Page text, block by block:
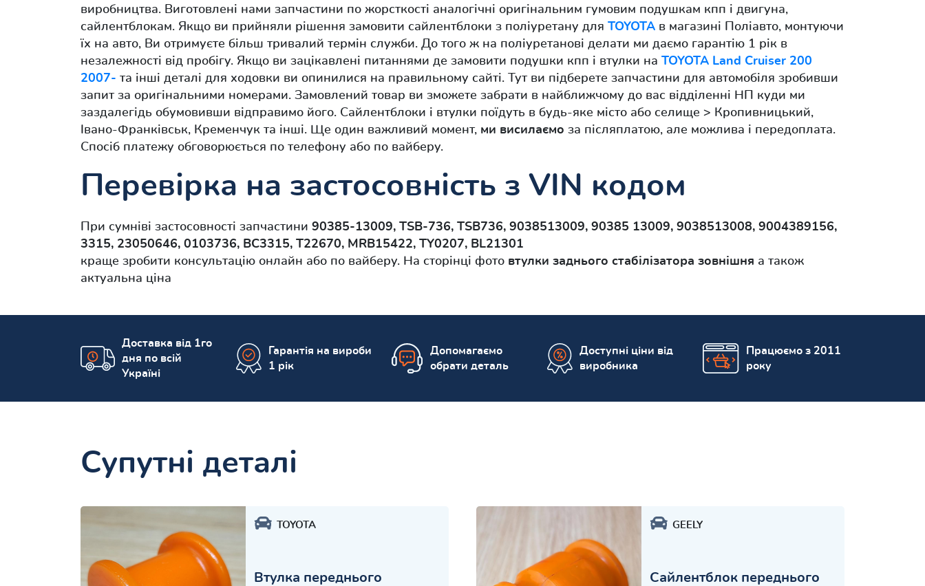
виробництва. Виготовлені нами запчастини по жорсткості аналогічні оригінальним гумовим подушкам кпп і двигуна,
сайлентблокам. Якщо ви прийняли рішення замовити сайлентблоки з поліуретану для TOYOTA в магазині Поліавто, монтуючи
їх на авто, Ви отримуєте більш тривалий термін служби. До того ж на поліуретанові делати ми даємо гарантію 1 рік в
незалежності від пробігу. Якщо ви зацікавлені питаннями де замовити подушки кпп і втулки на TOYOTA Land Cruiser 200
2007- та інші деталі для ходовки ви опинилися на правильному сайті. Тут ви підберете запчастини для автомобіля зробивши
запит за оригінальними номерами. Замовлений товар ви зможете забрати в найближчому до вас відділенні НП куди ми
заздалегідь обумовивши відправимо його. Сайлентблоки і втулки поїдуть в будь-яке місто або селище > Кропивницький,
Івано-Франківськ, Кременчук та інші. Ще один важливий момент, ми висилаємо за післяплатою, але можлива і передоплата.
Спосіб платежу обговорюється по телефону або по вайберу.
Перевірка на застосовність з VIN кодом
При сумніві застосовності запчастини 90385-13009, TSB-736, TSB736, 9038513009, 90385 13009, 9038513008, 9004389156,
3315, 23050646, 0103736, BC3315, T22670, MRB15422, TY0207, BL21301
краще зробити консультацію онлайн або по вайберу. На сторінці фото втулки заднього стабілізатора зовнішня а також
актуальна ціна
Доставка від 1го
дня по всій
Україні
Гарантія на вироби
1 рік
Допомагаємо
обрати деталь
Доступні ціни від
виробника
Працюємо з 2011
року
Супутні деталі
TOYOTA
Втулка переднього
GEELY
Сайлентблок переднього